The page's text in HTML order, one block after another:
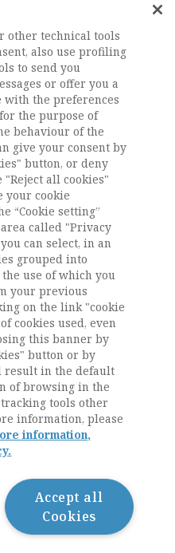
del lavoro,
delle
Politiche innovative
202118-11
AGLI
oppure
other technical tools
also use profiling
to send you
or offer you a
the preferences
the purpose of
behaviour of the
give your consent by
button, or deny
all cookies"
your cookie
“Cookie setting”
called "Privacy
can select, in an
grouped into
use of which you
your previous
on the link "cookie
cookies used, even
this banner by
button or by
result in the default
of browsing in the
tools other
information, please
information,
Accept all
Cookies